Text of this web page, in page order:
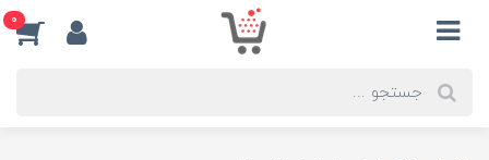
0